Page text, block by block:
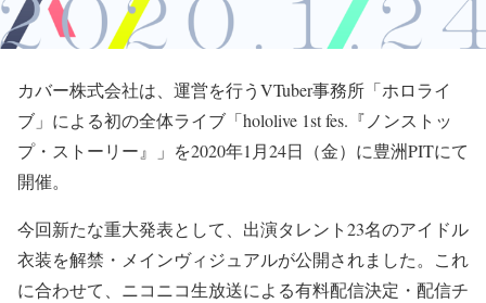
カバー株式会社は、運営を行うVTuber事務所「ホロライ
ブ」による初の全体ライブ「hololive 1st fes.『ノンストッ
プ・ストーリー』」を2020年1⽉24⽇（⾦）に豊洲PITにて
開催。
今回新たな重⼤発表として、出演タレント23名のアイドル
⾐装を解禁・メインヴィジュアルが公開されました。これ
に合わせて、ニコニコ⽣放送による有料配信決定・配信チ